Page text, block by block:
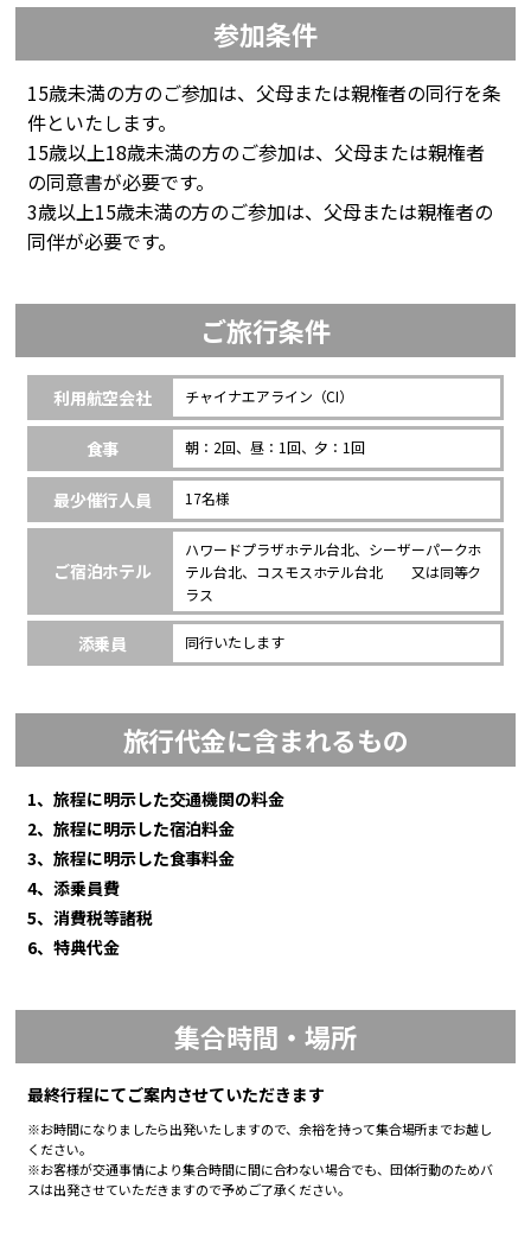
参加条件
15歳未満の方のご参加は、父母または親権者の同行を条
件といたします。
15歳以上18歳未満の方のご参加は、父母または親権者
の同意書が必要です。
3歳以上15歳未満の方のご参加は、父母または親権者の
同伴が必要です。
ご旅行条件
利用航空会社 チャイナエアライン（CI）
食事 朝：2回、昼：1回、夕：1回
最少催行人員 17名様
ご宿泊ホテル
ハワードプラザホテル台北、シーザーパークホ
テル台北、コスモスホテル台北 又は同等ク
ラス
添乗員 同行いたします
旅行代金に含まれるもの
1、旅程に明示した交通機関の料金
2、旅程に明示した宿泊料金
3、旅程に明示した食事料金
4、添乗員費
5、消費税等諸税
6、特典代金
集合時間・場所
最終行程にてご案内させていただきます
※お時間になりましたら出発いたしますので、余裕を持って集合場所までお越し
ください。
※お客様が交通事情により集合時間に間に合わない場合でも、団体行動のためバ
スは出発させていただきますので予めご了承ください。